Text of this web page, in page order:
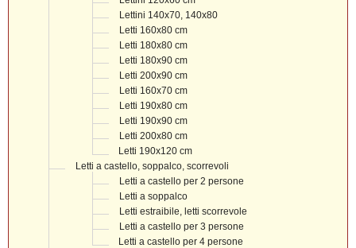
Lettini 140x70, 140x80
Letti 160x80 cm
Letti 180x80 cm
Letti 180x90 cm
Letti 200x90 cm
Letti 160x70 cm
Letti 190x80 cm
Letti 190x90 cm
Letti 200x80 cm
Letti 190x120 cm
Letti a castello, soppalco, scorrevoli
Letti a castello per 2 persone
Letti a soppalco
Letti estraibile, letti scorrevole
Letti a castello per 3 persone
Letti a castello per 4 persone